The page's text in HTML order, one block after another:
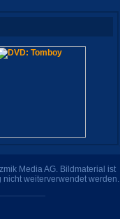
Media AG. Bildmaterial ist
weiterverwendet werden.